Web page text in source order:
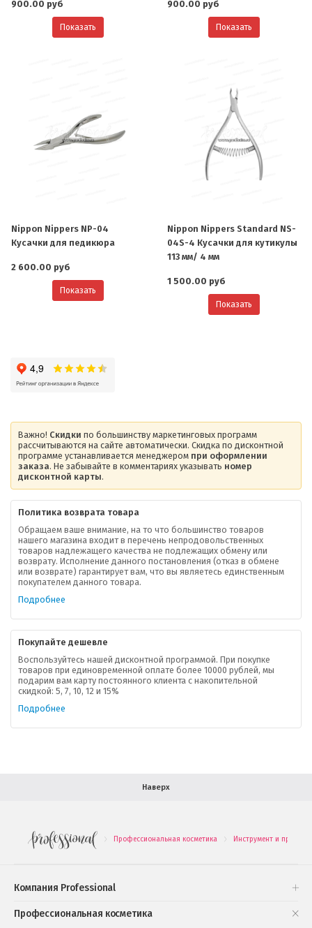
900.00 руб
Показать
900.00 руб
Показать
Nippon Nippers NP-04
Кусачки для педикюра
2 600.00 руб
Показать
Nippon Nippers Standard NS-
04S-4 Кусачки для кутикулы
113 мм/ 4 мм
1 500.00 руб
Показать
Важно! Скидки по большинству маркетинговых программ
рассчитываются на сайте автоматически. Скидка по дисконтной
программе устанавливается менеджером при оформлении
заказа. Не забывайте в комментариях указывать номер
дисконтной карты.
Политика возврата товара
Обращаем ваше внимание, на то что большинство товаров
нашего магазина входит в перечень непродовольственных
товаров надлежащего качества не подлежащих обмену или
возврату. Исполнение данного постановления (отказ в обмене
или возврате) гарантирует вам, что вы являетесь единственным
покупателем данного товара.
Подробнее
Покупайте дешевле
Воспользуйтесь нашей дисконтной программой. При покупке
товаров при единовременной оплате более 10000 рублей, мы
подарим вам карту постоянного клиента с накопительной
скидкой: 5, 7, 10, 12 и 15%
Подробнее
Наверх
. Профессиональная косметика . Инструмент и
Компания Professional
О компании
Ваша скидка
Контактная информация
В помощь покупателю
Форма обратной связи
Профессиональная косметика
Подарочные наборы